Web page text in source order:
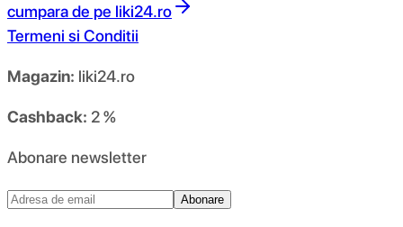
cumpara de pe liki24.ro
Termeni si Conditii
Magazin: liki24.ro
Cashback: 2 %
Abonare newsletter
Abonare